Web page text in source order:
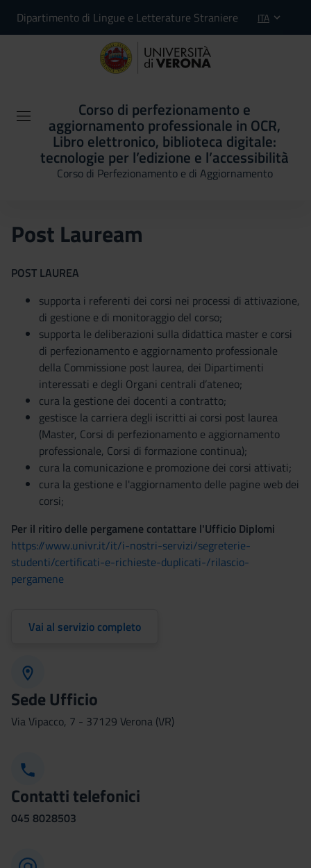
Dipartimento di Lingue e Letterature Straniere ITA
Corso di perfezionamento e
aggiornamento professionale in OCR,
Libro elettronico, biblioteca digitale:
tecnologie per l’edizione e l’accessibilità
Corso di Perfezionamento e di Aggiornamento
Post Lauream
POST LAUREA
supporta i referenti dei corsi nei processi di attivazione,
di gestione e di monitoraggio del corso;
supporta le deliberazioni sulla didattica master e corsi
di perfezionamento e aggiornamento professionale
della Commissione post laurea, dei Dipartimenti
interessati e degli Organi centrali d’ateneo;
cura la gestione dei docenti a contratto;
gestisce la carriera degli iscritti ai corsi post laurea
(Master, Corsi di perfezionamento e aggiornamento
professionale, Corsi di formazione continua);
cura la comunicazione e promozione dei corsi attivati;
cura la gestione e l'aggiornamento delle pagine web dei
corsi;
Per il ritiro delle pergamene contattare l'Ufficio Diplomi
https://www.univr.it/it/i-nostri-servizi/segreterie-
studenti/certificati-e-richieste-duplicati-/rilascio-
pergamene
Vai al servizio completo
Sede Ufficio
Via Vipacco, 7 - 37129 Verona (VR)
Contatti telefonici
045 8028503